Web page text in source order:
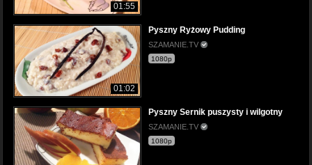
01:55
01:02
Pyszny Ryżowy Pudding
SZAMANIE.TV
1080p
Pyszny Sernik puszysty i wilgotny
SZAMANIE.TV
1080p